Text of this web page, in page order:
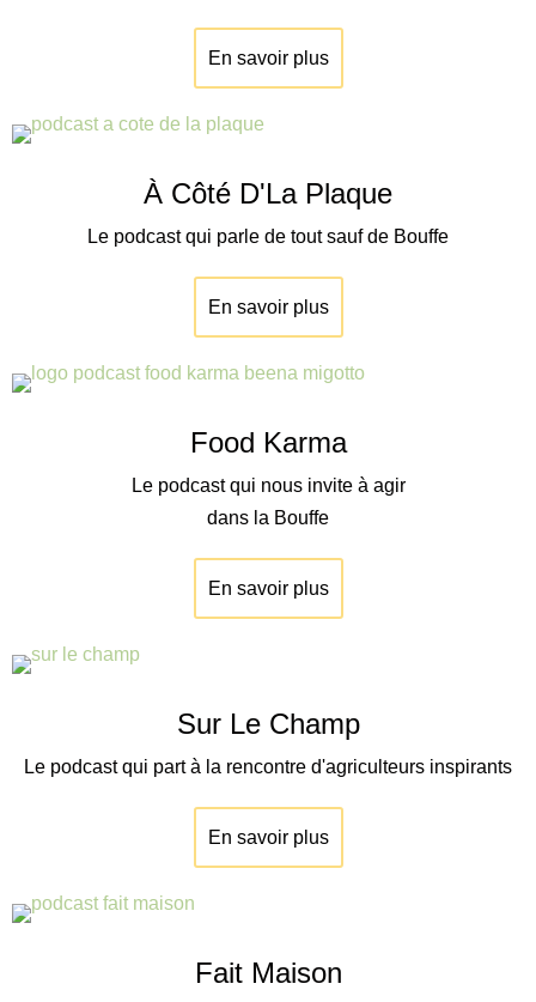
En savoir plus
À Côté D'La Plaque
Le podcast qui parle de tout sauf de Bouffe
En savoir plus
Food Karma
Le podcast qui nous invite à agir
dans la Bouffe
En savoir plus
Sur Le Champ
Le podcast qui part à la rencontre d'agriculteurs inspirants
En savoir plus
Fait Maison